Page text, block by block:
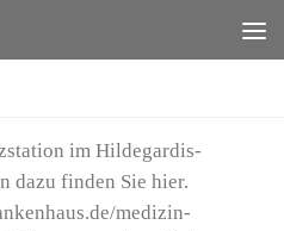
im Hildegardis-
dazu finden Sie hier.
medizin-